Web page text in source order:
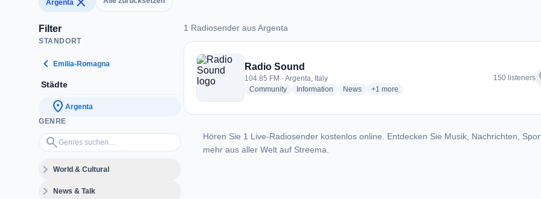
Argenta
Filter
STANDORT
chevron_left Emilia-Romagna
Städte
location_on Argenta
GENRE
search
Genres suchen…
expand_moreWorld & Cultural
expand_moreNews & Talk
1 Radiosender aus Argenta
1 Radiosender aus Argenta
Radio Sound
104.85 FM · Argenta, Italy
Communityradio stations
Information radio stations
Newsradio stations
+1 more genres for Radio Sound
more
150 listeners
Hören Sie 1 Live-Radiosender kostenlos online. Entdecken Sie Musik, Nachrichten,
mehr aus aller Welt auf Streema.